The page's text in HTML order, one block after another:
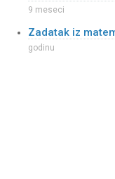
9 meseci
Zadatak iz
godinu